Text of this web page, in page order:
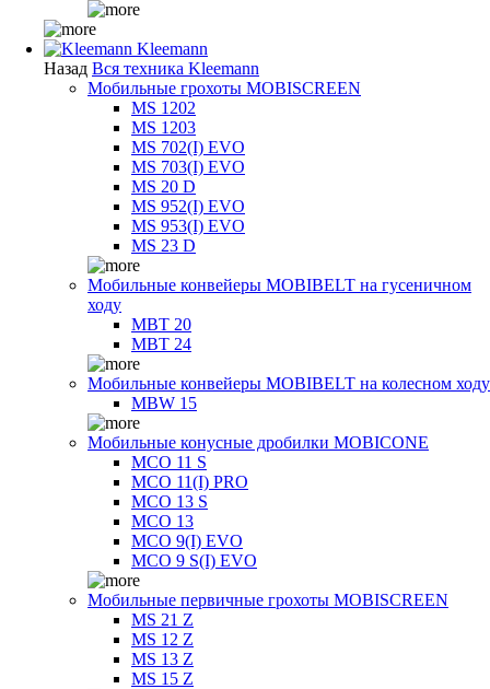
Kleemann
Назад Вся техника Kleemann
Мобильные грохоты MOBISCREEN
MS 1202
MS 1203
MS 702(I) EVO
MS 703(I) EVO
MS 20 D
MS 952(I) EVO
MS 953(I) EVO
MS 23 D
Мобильные конвейеры MOBIBELT на гусеничном
ходу
MBT 20
MBT 24
Мобильные конвейеры MOBIBELT на колесном ходу
MBW 15
Мобильные конусные дробилки MOBICONE
MCO 11 S
MCO 11(I) PRO
MCO 13 S
MCO 13
MCO 9(I) EVO
MCO 9 S(I) EVO
Мобильные первичные грохоты MOBISCREEN
MS 21 Z
MS 12 Z
MS 13 Z
MS 15 Z